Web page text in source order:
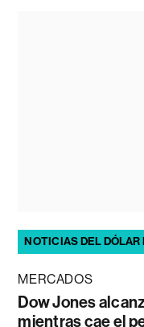
NOTICIAS DEL DÓLAR
MERCADOS
Dow Jones
mientras cae el